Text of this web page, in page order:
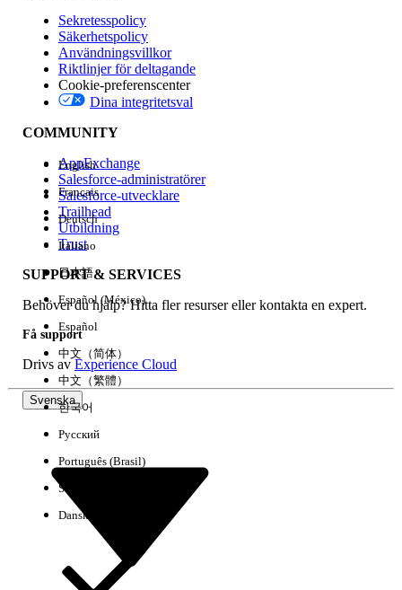
Version
Händelse
Rensa alla Klart
Sekretesspolicy
Säkerhetspolicy
Användningsvillkor
Riktlinjer för deltagande
Cookie-preferenscenter
Dina integritetsval
COMMUNITY
AppExchange
Salesforce-administratörer
Salesforce-utvecklare
Trailhead
Utbildning
Trust
SUPPORT & SERVICES
Behöver du hjälp? Hitta fler resurser eller kontakta en expert.
Få support
Drivs avExperience Cloud
Svenska
English
Français
Deutsch
Italiano
日本語
Español (México)
Español
中文（简体）
中文（繁體）
한국어
Русский
Português (Brasil)
Suomi
Dansk